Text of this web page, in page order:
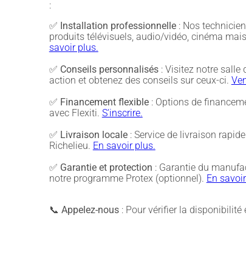
:
✅ Installation professionnelle: Nos
produits télévisuels, audio/vidéo, cinéma
savoir plus.
✅ Conseils personnalisés: Visitez notre salle
action et obtenez des conseils sur ceux-ci.
✅ Financement flexible: Options de
avec Flexiti. S'inscrire.
✅ Livraison locale: Service de livraison
Richelieu. En savoir plus.
✅ Garantie et protection : Garantie du
notre programme Protex (optionnel). En
📞 Appelez-nous: Pour vérifier la disponibilité